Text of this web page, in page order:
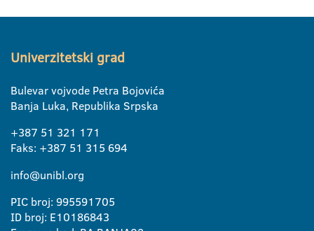
Univerzitetski grad
Bulevar vojvode Petra Bojovića
Banja Luka, Republika Srpska
+387 51 321 171
Faks: +387 51 315 694
info@unibl.org
PIC broj: 995591705
ID broj: E10186843